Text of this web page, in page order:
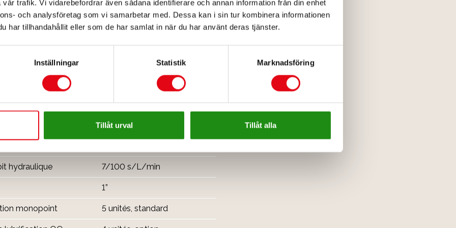
trafik. Vi vidarebefordrar även sådana identifierare och annan information från din enhet
och analysföretag som vi samarbetar med. Dessa kan i sin tur kombinera informationen
har tillhandahållit eller som de har samlat in när du har använt deras tjänster.
Inställningar Statistik Marknadsföring
Tillåt urval Tillåt alla
2,5 MPa
Illimitée
2 x 45°
hydraulique 7/100 s/L/min
1”
monopoint 5 unités, standard